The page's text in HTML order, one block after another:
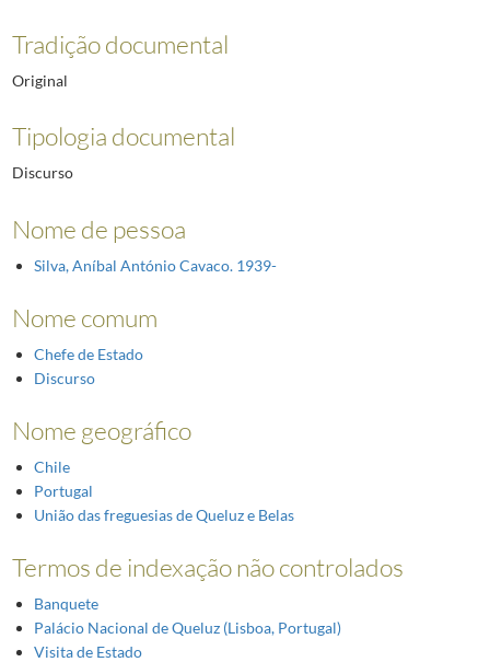
Tradição documental
Original
Tipologia documental
Discurso
Nome de pessoa
Silva, Aníbal António Cavaco. 1939-
Nome comum
Chefe de Estado
Discurso
Nome geográfico
Chile
Portugal
União das freguesias de Queluz e Belas
Termos de indexação não controlados
Banquete
Palácio Nacional de Queluz (Lisboa, Portugal)
Visita de Estado